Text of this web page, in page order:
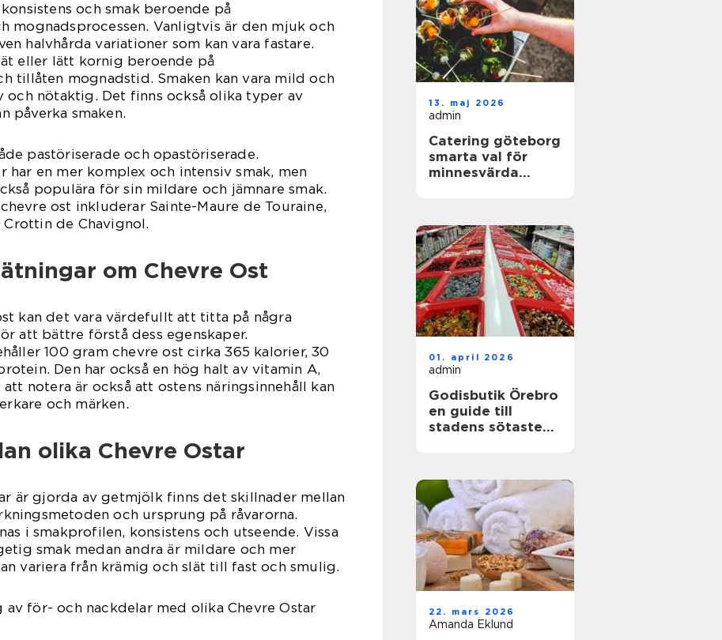
och smak beroende på
mognadsprocessen. Vanligtvis är den mjuk och
halvhårda variationer som kan vara fastare.
eller lätt kornig beroende på
tillåten mognadstid. Smaken kan vara mild och
nötaktig. Det finns också olika typer av
påverka smaken.
pastöriserade och opastöriserade.
har en mer komplex och intensiv smak, men
populära för sin mildare och jämnare smak.
ost inkluderar Sainte-Maure de Touraine,
de Chavignol.
om Chevre Ost
kan det vara värdefullt att titta på några
att bättre förstå dess egenskaper.
100 gram chevre ost cirka 365 kalorier, 30
Den har också en hög halt av vitamin A,
notera är också att ostens näringsinnehåll kan
och märken.
olika Chevre Ostar
är gjorda av getmjölk finns det skillnader mellan
och ursprung på råvarorna.
i smakprofilen, konsistens och utseende. Vissa
smak medan andra är mildare och mer
variera från krämig och slät till fast och smulig.
av för- och nackdelar med olika Chevre Ostar
13. maj 2026
admin
Catering göteborg
smarta val för
minnesvärda
01. april 2026
admin
Godisbutik Örebro
en guide till
stadens sötaste
22. mars 2026
Amanda Eklund